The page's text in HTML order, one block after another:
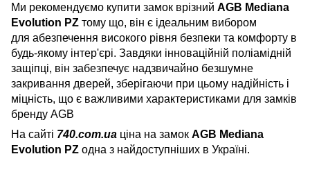
Ми рекомендуємо купити замок врізний AGB Mediana
Evolution PZ тому що, він є ідеальним вибором
для абезпечення високого рівня безпеки та комфорту в
будь-якому інтер'єрі. Завдяки інноваційній поліамідній
защіпці, він забезпечує надзвичайно безшумне
закривання дверей, зберігаючи при цьому надійність і
міцність, що є важливими характеристиками для замків
бренду AGB
На сайті 740.com.ua ціна на замок AGB Mediana
Evolution PZ одна з найдоступніших в Україні.